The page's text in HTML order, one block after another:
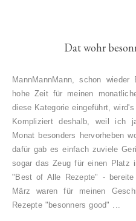
Dat wohr
MannMannMann, schon
hohe Zeit für meinen
diese Kategorie eingeführt,
Kompliziert deshalb, weil ich
Monat besonders hervorheben
dafür gab es einfach zuviele
sogar das Zeug für einen Platz
"Best of Alle Rezepte" -
März waren für meinen
Rezepte "besonners good" ...